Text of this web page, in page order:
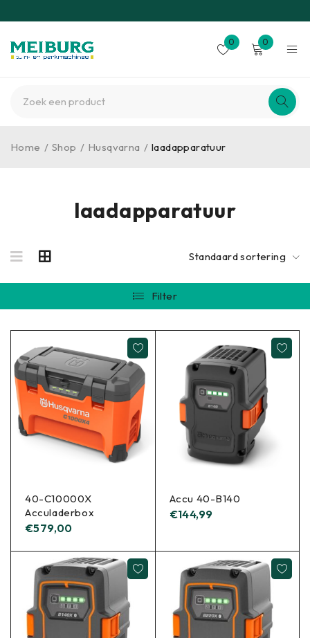
0 0
laadapparatuur
Home / Shop / Husqvarna / laadapparatuur
Standaard sortering
Filter
40-C10000X
Acculaderbox
€579,00
Accu 40-B140
€144,99